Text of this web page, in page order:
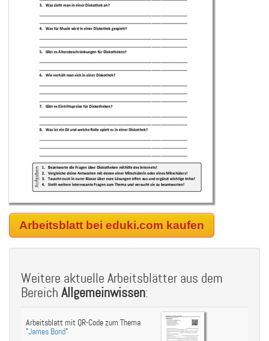
Arbeitsblatt bei eduki.com kaufen
Weitere aktuelle Arbeitsblätter aus dem
Bereich Allgemeinwissen:
Arbeitsblatt mit QR-Code zum Thema
"James Bond"